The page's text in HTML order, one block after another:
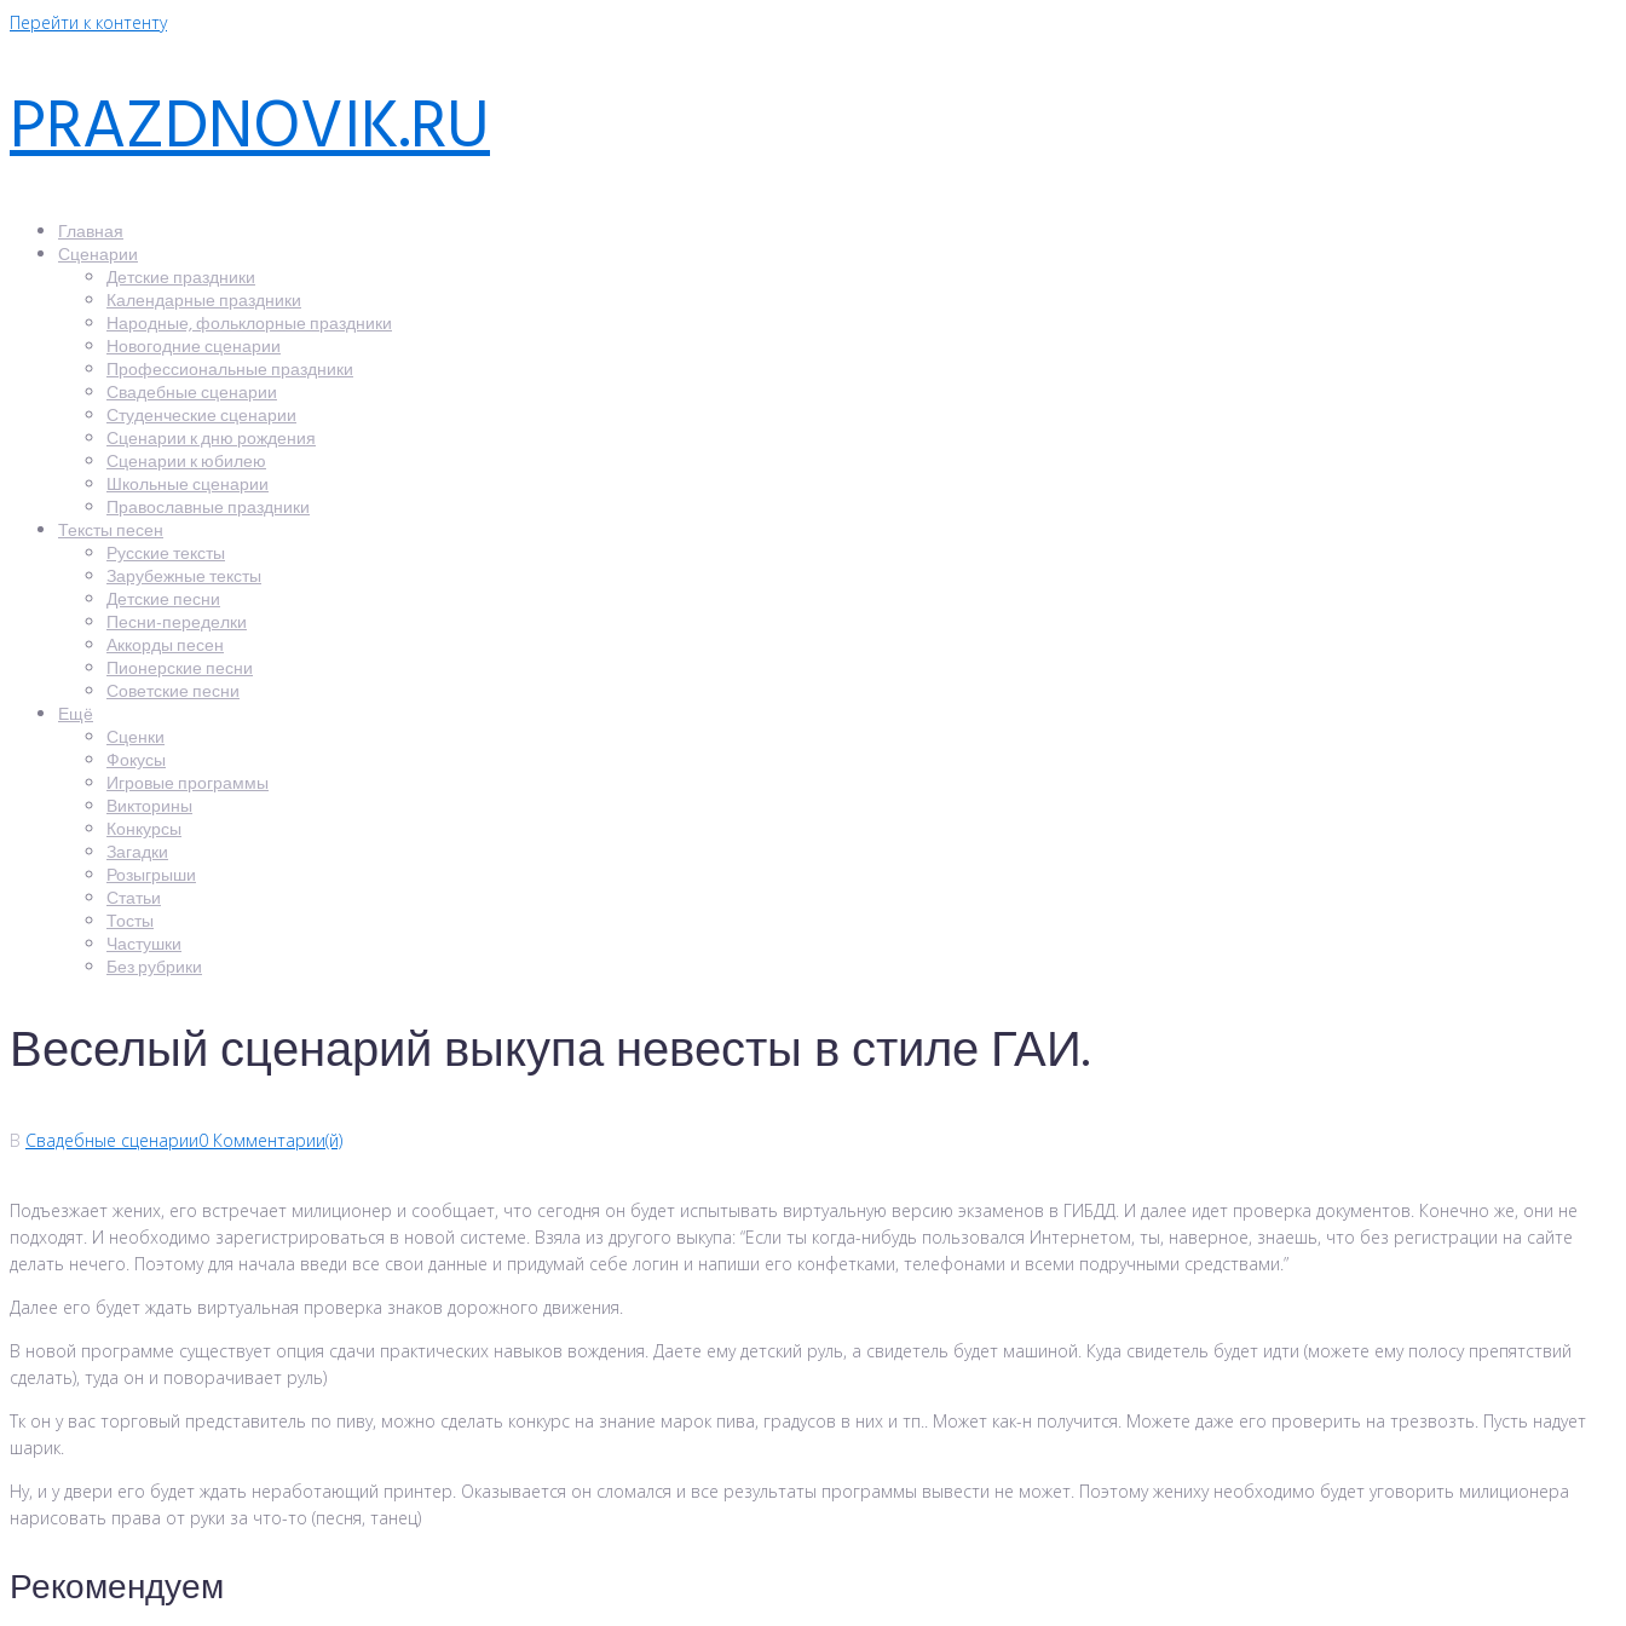
Перейти к контенту
PRAZDNOVIK.RU
Главная
Сценарии
Детские праздники
Календарные праздники
Народные, фольклорные праздники
Новогодние сценарии
Профессиональные праздники
Свадебные сценарии
Студенческие сценарии
Сценарии к дню рождения
Сценарии к юбилею
Школьные сценарии
Православные праздники
Тексты песен
Русские тексты
Зарубежные тексты
Детские песни
Песни-переделки
Аккорды песен
Пионерские песни
Советские песни
Ещё
Сценки
Фокусы
Игровые программы
Викторины
Конкурсы
Загадки
Розыгрыши
Статьи
Тосты
Частушки
Без рубрики
Веселый сценарий выкупа невесты в стиле ГАИ.
В Свадебные сценарии0 Комментарии(й)
Подъезжает жених, его встречает милиционер и сообщает, что сегодня он будет испытывать виртуальную версию экзаменов в ГИБДД. И далее идет проверка документов. Конечно же, они не
подходят. И необходимо зарегистрироваться в новой системе. Взяла из другого выкупа: “Если ты когда-нибудь пользовался Интернетом, ты, наверное, знаешь, что без регистрации на сайте
делать нечего. Поэтому для начала введи все свои данные и придумай себе логин и напиши его конфетками, телефонами и всеми подручными средствами.”
Далее его будет ждать виртуальная проверка знаков дорожного движения.
В новой программе существует опция сдачи практических навыков вождения. Даете ему детский руль, а свидетель будет машиной. Куда свидетель будет идти (можете ему полосу препятствий
сделать), туда он и поворачивает руль)
Тк он у вас торговый представитель по пиву, можно сделать конкурс на знание марок пива, градусов в них и тп.. Может как-н получится. Можете даже его проверить на трезвозть. Пусть надует
шарик.
Ну, и у двери его будет ждать неработающий принтер. Оказывается он сломался и все результаты программы вывести не может. Поэтому жениху необходимо будет уговорить милиционера
нарисовать права от руки за что-то (песня, танец)
Рекомендуем